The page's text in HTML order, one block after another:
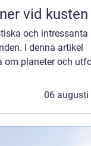
vid kusten
och intressanta
I denna artikel
om planeter och
06 augusti